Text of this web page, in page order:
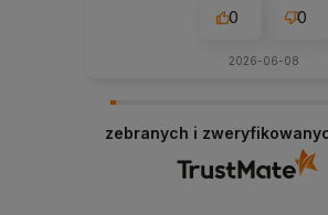
0 0
2026-06-08
zebranych i